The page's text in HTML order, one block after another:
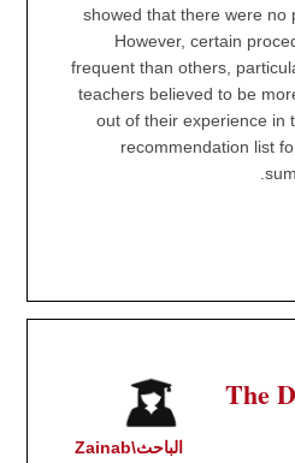
showed that there were no
However, certain
frequent than others,
teachers believed to be
out of their experience in
recommendation list
الباحث\Zainab
The